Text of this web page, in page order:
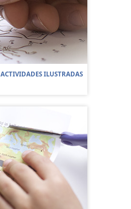
ACTIVIDADES ILUSTRADAS